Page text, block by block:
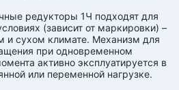
редукторы 1Ч подходят для
(зависит от маркировки) –
и сухом климате. Механизм для
при одновременном
активно эксплуатируется в
или переменной нагрузке.